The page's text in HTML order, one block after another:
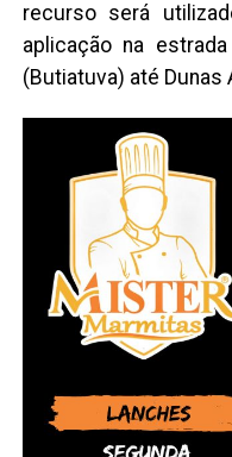
recurso será
aplicação na
(Butiatuva) até Dunas